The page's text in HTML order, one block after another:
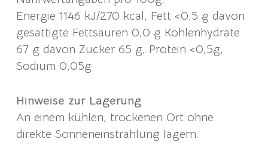
Energie 1146 kJ/270 kcal, Fett <0,5 g davon
gesättigte Fettsäuren 0,0 g Kohlenhydrate
67 g davon Zucker 65 g, Protein <0,5g,
Sodium 0,05g
Hinweise zur Lagerung
An einem kühlen, trockenen Ort ohne
direkte Sonneneinstrahlung lagern.